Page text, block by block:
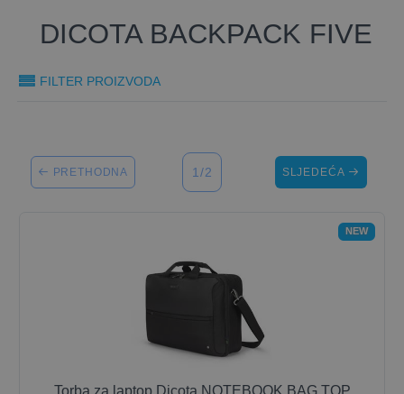
DICOTA BACKPACK FIVE
FILTER PROIZVODA
PRETHODNA 1/2 SLJEDEĆA
NEW
Torba za laptop Dicota NOTEBOOK BAG TOP